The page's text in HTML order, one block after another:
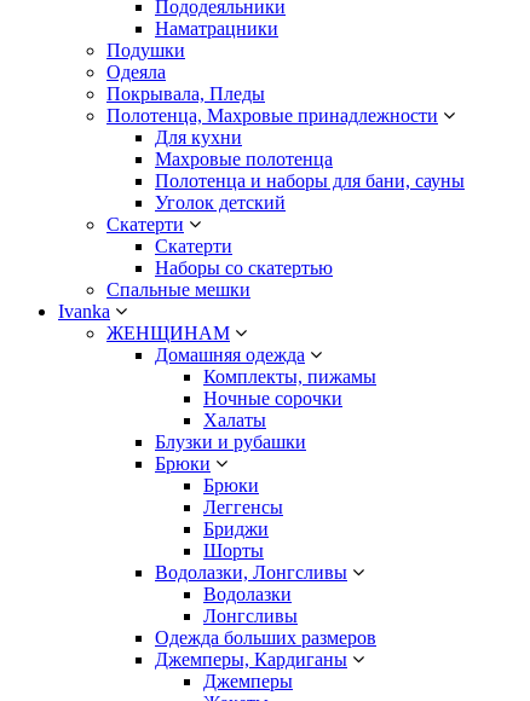
Пододеяльники
Наматрацники
Подушки
Одеяла
Покрывала, Пледы
Полотенца, Махровые принадлежности
Для кухни
Махровые полотенца
Полотенца и наборы для бани, сауны
Уголок детский
Скатерти
Скатерти
Наборы со скатертью
Спальные мешки
Ivanka
ЖЕНЩИНАМ
Домашняя одежда
Комплекты, пижамы
Ночные сорочки
Халаты
Блузки и рубашки
Брюки
Брюки
Леггенсы
Бриджи
Шорты
Водолазки, Лонгсливы
Водолазки
Лонгсливы
Одежда больших размеров
Джемперы, Кардиганы
Джемперы